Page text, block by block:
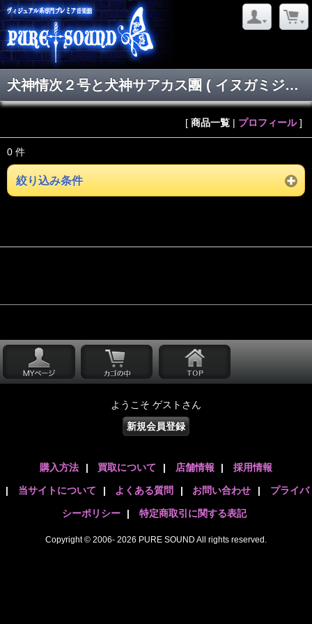
犬神情次２号と犬神サアカス團 ( イヌガミジョウジニゴウトイヌガミサーカスダン )
[ 商品一覧 | プロフィール]
0 件
絞り込み条件
ようこそ ゲストさん
新規会員登録
購入方法 | 買取について | 店舗情報 | 採用情報
| 当サイトについて | よくある質問 | お問い合わせ | プライバ
シーポリシー | 特定商取引に関する表記
Copyright © 2006- 2026 PURE SOUND All rights reserved.